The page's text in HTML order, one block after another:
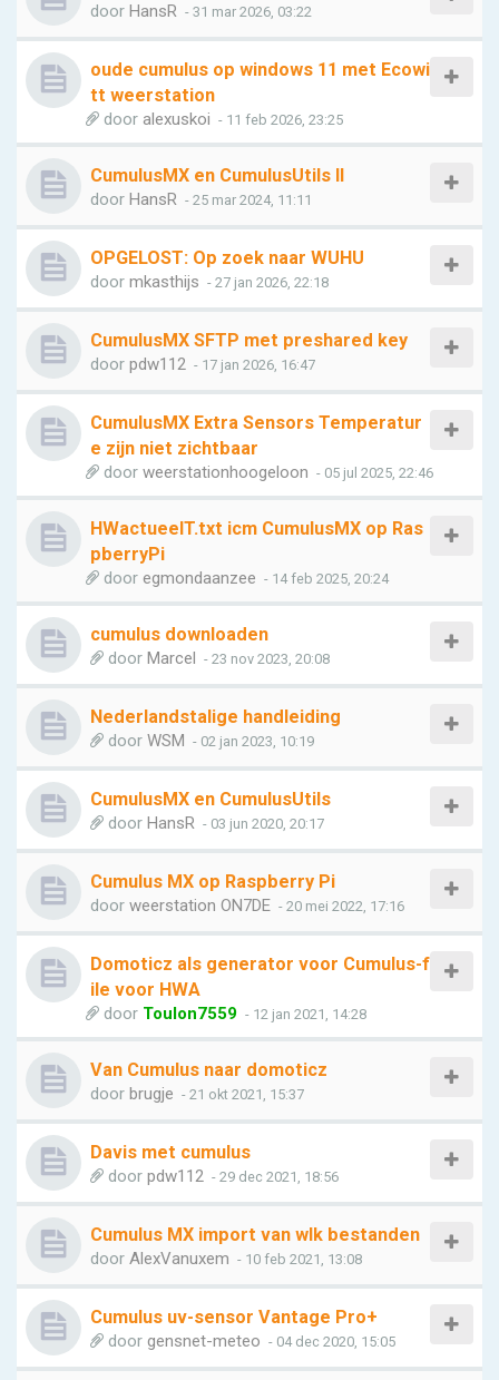
door HansR - 31 mar 2026, 03:22
oude cumulus op windows 11 met Ecowi
tt weerstation
door alexuskoi - 11 feb 2026, 23:25
CumulusMX en CumulusUtils II
door HansR - 25 mar 2024, 11:11
OPGELOST: Op zoek naar WUHU
door mkasthijs - 27 jan 2026, 22:18
CumulusMX SFTP met preshared key
door pdw112 - 17 jan 2026, 16:47
CumulusMX Extra Sensors Temperatur
e zijn niet zichtbaar
door weerstationhoogeloon - 05 jul 2025, 22:46
HWactueelT.txt icm CumulusMX op Ras
pberryPi
door egmondaanzee - 14 feb 2025, 20:24
cumulus downloaden
door Marcel - 23 nov 2023, 20:08
Nederlandstalige handleiding
door WSM - 02 jan 2023, 10:19
CumulusMX en CumulusUtils
door HansR - 03 jun 2020, 20:17
Cumulus MX op Raspberry Pi
door weerstation ON7DE - 20 mei 2022, 17:16
Domoticz als generator voor Cumulus-f
ile voor HWA
door Toulon7559 - 12 jan 2021, 14:28
Van Cumulus naar domoticz
door brugje - 21 okt 2021, 15:37
Davis met cumulus
door pdw112 - 29 dec 2021, 18:56
Cumulus MX import van wlk bestanden
door AlexVanuxem - 10 feb 2021, 13:08
Cumulus uv-sensor Vantage Pro+
door gensnet-meteo - 04 dec 2020, 15:05